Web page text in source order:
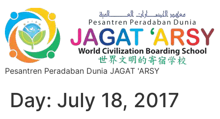
Pesantren Peradaban Dunia JAGAT 'ARSY
Day: July 18, 2017